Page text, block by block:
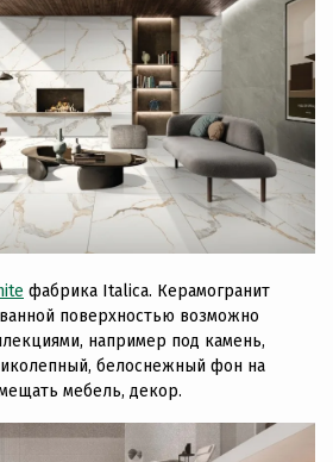
фабрика Italica. Керамогранит
поверхностью возможно
например под камень,
белоснежный фон на
мебель, декор.